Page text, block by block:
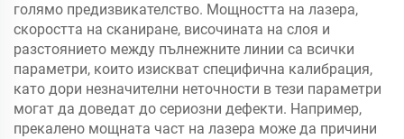
голямо предизвикателство. Мощността на лазера,
скоростта на сканиране, височината на слоя и
разстоянието между пълнежните линии са всички
параметри, които изискват специфична калибрация,
като дори незначителни неточности в тези параметри
могат да доведат до сериозни дефекти. Например,
прекалено мощната част на лазера може да причини